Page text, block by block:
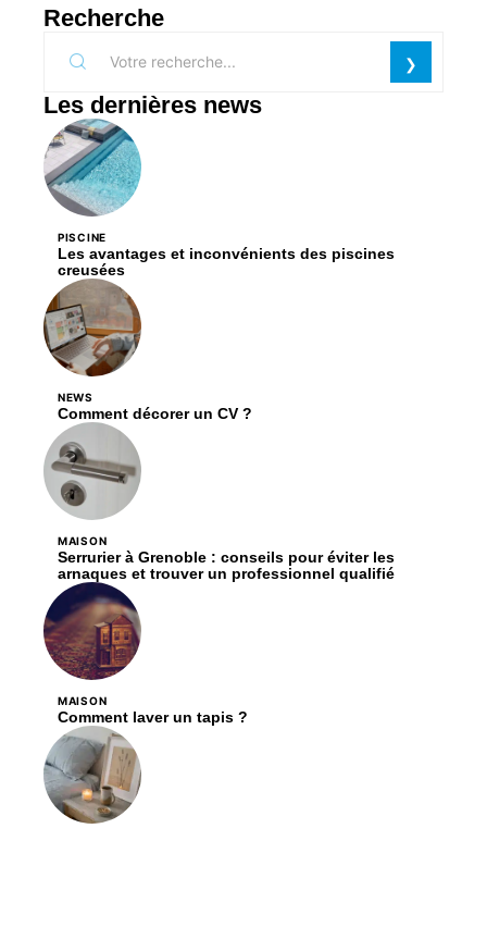
Recherche
Les dernières news
PISCINE
Les avantages et inconvénients des piscines
creusées
NEWS
Comment décorer un CV ?
MAISON
Serrurier à Grenoble : conseils pour éviter les
arnaques et trouver un professionnel qualifié
MAISON
Comment laver un tapis ?